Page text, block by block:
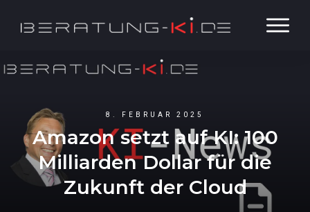
8. FEBRUAR 2025
Amazon setzt auf KI: 100
Milliarden Dollar für die
Zukunft der Cloud